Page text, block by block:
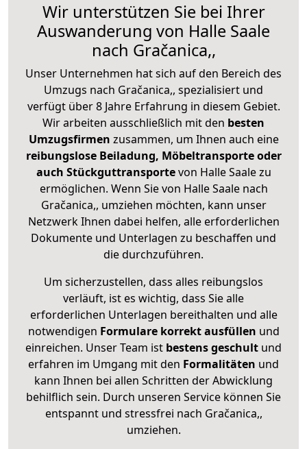
Wir unterstützen Sie bei Ihrer
Auswanderung von Halle Saale
nach Gračanica,,
Unser Unternehmen hat sich auf den Bereich des
Umzugs nach Gračanica,, spezialisiert und
verfügt über 8 Jahre Erfahrung in diesem Gebiet.
Wir arbeiten ausschließlich mit den besten
Umzugsfirmen zusammen, um Ihnen auch eine
reibungslose Beiladung, Möbeltransporte oder
auch Stückguttransportevon Halle Saale zu
ermöglichen. Wenn Sie von Halle Saale nach
Gračanica,, umziehen möchten, kann unser
Netzwerk Ihnen dabei helfen, alle erforderlichen
Dokumente und Unterlagen zu beschaffen und
die durchzuführen.
Um sicherzustellen, dass alles reibungslos
verläuft, ist es wichtig, dass Sie alle
erforderlichen Unterlagen bereithalten und alle
notwendigen Formulare korrekt ausfüllen und
einreichen. Unser Team ist bestens geschult und
erfahren im Umgang mit den Formalitäten und
kann Ihnen bei allen Schritten der Abwicklung
behilflich sein. Durch unseren Service können Sie
entspannt und stressfrei nach Gračanica,,
umziehen.